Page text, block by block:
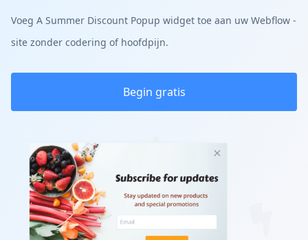
Voeg A Summer Discount Popup widget toe aan uw Webflow -
site zonder codering of hoofdpijn.
Begin gratis